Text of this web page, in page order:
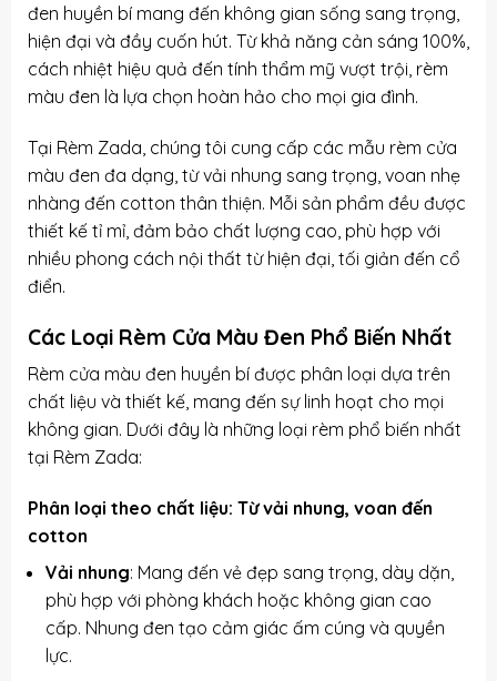
đen huyền bí mang đến không gian sống sang trọng,
hiện đại và đầy cuốn hút. Từ khả năng cản sáng 100%,
cách nhiệt hiệu quả đến tính thẩm mỹ vượt trội, rèm
màu đen là lựa chọn hoàn hảo cho mọi gia đình.
Tại Rèm Zada, chúng tôi cung cấp các mẫu rèm cửa
màu đen đa dạng, từ vải nhung sang trọng, voan nhẹ
nhàng đến cotton thân thiện. Mỗi sản phẩm đều được
thiết kế tỉ mỉ, đảm bảo chất lượng cao, phù hợp với
nhiều phong cách nội thất từ hiện đại, tối giản đến cổ
điển.
Các Loại Rèm Cửa Màu Đen Phổ Biến Nhất
Rèm cửa màu đen huyền bí được phân loại dựa trên
chất liệu và thiết kế, mang đến sự linh hoạt cho mọi
không gian. Dưới đây là những loại rèm phổ biến nhất
tại Rèm Zada:
Phân loại theo chất liệu: Từ vải nhung, voan đến
cotton
Vải nhung: Mang đến vẻ đẹp sang trọng, dày dặn,
phù hợp với phòng khách hoặc không gian cao
cấp. Nhung đen tạo cảm giác ấm cúng và quyền
lực.